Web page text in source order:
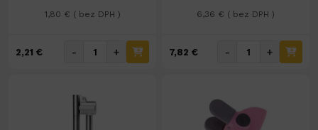
1,80 € ( bez DPH )
2,21 € - +
6,36 € ( bez DPH )
7,82 € - +